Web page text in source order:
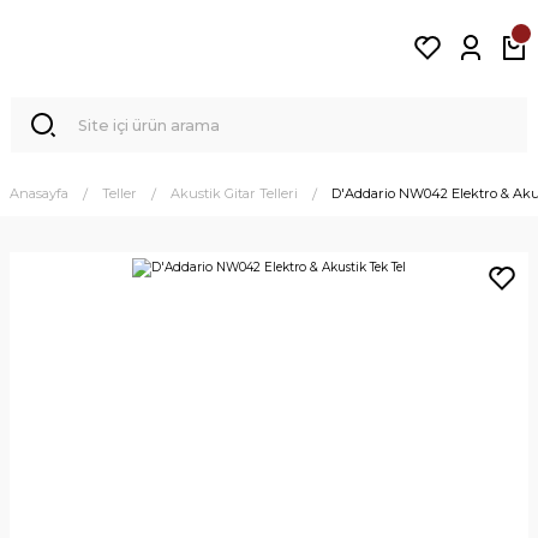
Anasayfa Teller Akustik Gitar Telleri D'Addario NW042 Elektro &